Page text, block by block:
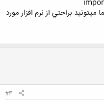
براحتي از نرم افزار مورد
#4